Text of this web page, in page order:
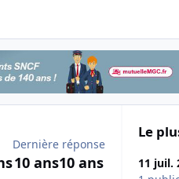
Dernière réponse
10 ans10 ans
Le
11 juil.